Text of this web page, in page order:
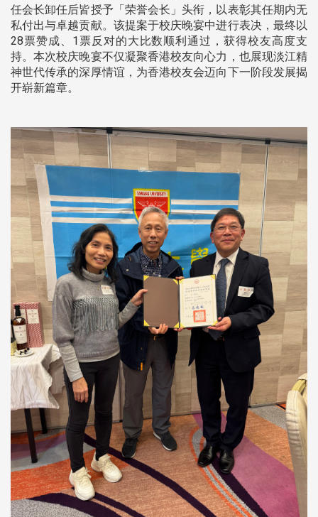
任会长卸任后皆授予「荣誉会长」头衔，以表彰其任期内无
私付出与卓越贡献。该提案于校庆晚宴中进行表决，最终以
28票赞成、1票反对的大比数顺利通过，获得校友高度支
持。本次校庆晚宴不仅凝聚香港校友向心力，也展现淡江精
神世代传承的深厚情谊，为香港校友会迈向下一阶段发展揭
开崭新篇章。